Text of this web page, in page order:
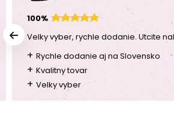
100%
Velky vyber, rychle dodanie. Utcite
+ Rychle dodanie aj na Slovensko
+ Kvalitny tovar
+ Velky vyber